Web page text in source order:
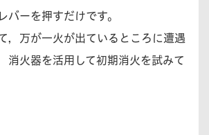
バーを押すだけです。
，万が一火が出ているところに遭遇
消火器を活用して初期消火を試みて